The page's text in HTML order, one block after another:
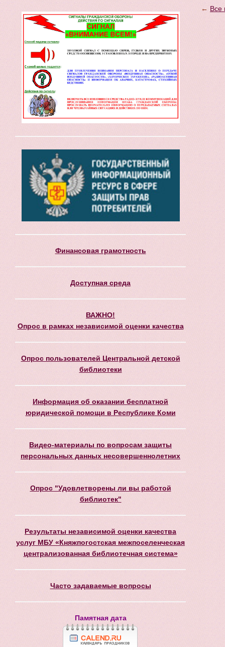
Финансовая грамотность
Доступная среда
ВАЖНО!
Опрос в рамках независимой оценки качества
Опрос пользователей Центральной детской
библиотеки
Информация об оказании бесплатной
юридической помощи в Республике Коми
Видео-материалы по вопросам защиты
персональных данных несовершеннолетних
Опрос "Удовлетворены ли вы работой
библиотек"
Результаты независимой оценки качества
услуг МБУ «Княжпогостская межпоселенческая
централизованная библиотечная система»
Часто задаваемые вопросы
Памятная дата
← Все